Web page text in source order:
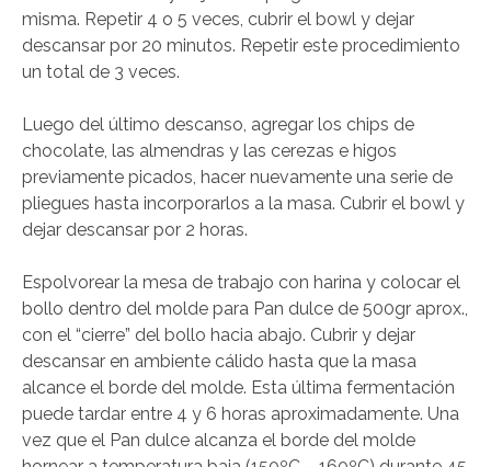
misma. Repetir 4 o 5 veces, cubrir el bowl y dejar
descansar por 20 minutos. Repetir este procedimiento
un total de 3 veces.
Luego del último descanso, agregar los chips de
chocolate, las almendras y las cerezas e higos
previamente picados, hacer nuevamente una serie de
pliegues hasta incorporarlos a la masa. Cubrir el bowl y
dejar descansar por 2 horas.
Espolvorear la mesa de trabajo con harina y colocar el
bollo dentro del molde para Pan dulce de 500gr aprox.,
con el “cierre” del bollo hacia abajo. Cubrir y dejar
descansar en ambiente cálido hasta que la masa
alcance el borde del molde. Esta última fermentación
puede tardar entre 4 y 6 horas aproximadamente. Una
vez que el Pan dulce alcanza el borde del molde